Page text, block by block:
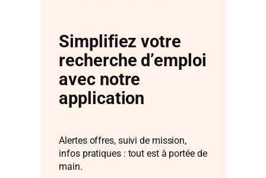
Simplifiez votre
recherche d’emploi
avec notre
application
Alertes offres, suivi de mission,
infos pratiques : tout est à portée de
main.